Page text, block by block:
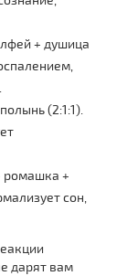
+ душица
(2:1:1).
ромашка +
сон,
дарят вам